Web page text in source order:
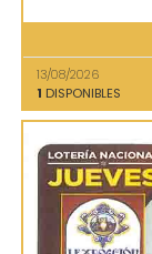
13/08/2026
1 DISPONIBLES